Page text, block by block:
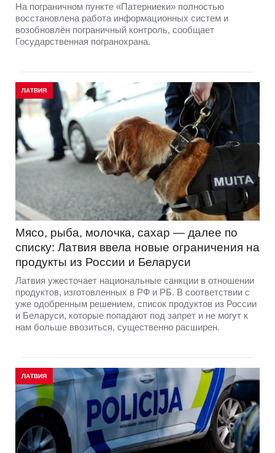
На пограничном пункте «Патерниеки» полностью
восстановлена работа информационных систем и
возобновлён пограничный контроль, сообщает
Государственная погранохрана.
ЛАТВИЯ
Мясо, рыба, молочка, сахар — далее по
списку: Латвия ввела новые ограничения на
продукты из России и Беларуси
Латвия ужесточает национальные санкции в отношении
продуктов, изготовленных в РФ и РБ. В соответствии с
уже одобренным решением, список продуктов из России
и Беларуси, которые попадают под запрет и не могут к
нам больше ввозиться, существенно расширен.
ЛАТВИЯ